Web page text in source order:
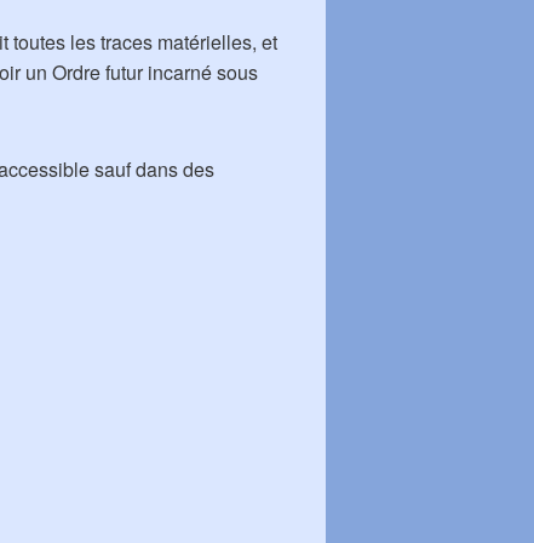
toutes les traces matérielles, et
un Ordre futur incarné sous
sauf dans des